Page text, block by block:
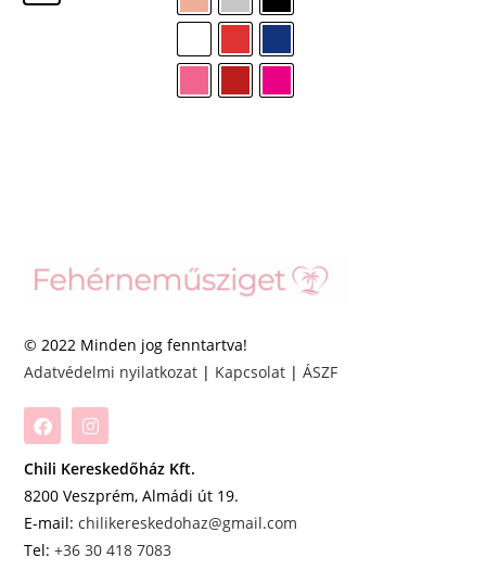
© 2022 Minden jog fenntartva!
Adatvédelmi nyilatkozat | Kapcsolat |ÁSZF
Chili Kereskedőház Kft.
8200 Veszprém, Almádi út 19.
E-mail:chilikereskedohaz@gmail.com
Tel:+36 30 418 7083